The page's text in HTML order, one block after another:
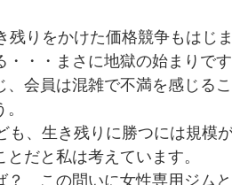
りをかけた価格競争もはじ
・・まさに地獄の始まりで
、会員は混雑で不満を感じる
も、生き残りに勝つには規模
だと私は考えています。
　この問いに女性専用ジム